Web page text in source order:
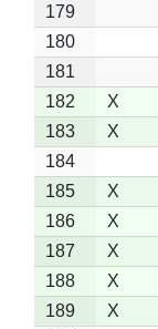
179
180
181
182
X
183
X
184
185
X
186
X
187
X
188
X
189
X